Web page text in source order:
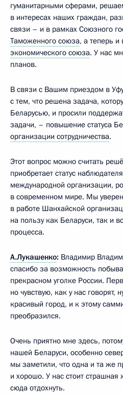
гуманитарными сферами,
в интересах наших граждан,
связи – и в рамках Союзного
Таможенного союза, а теперь и
экономического союза. У нас
планов.
В связи с Вашим приездом в
с тем, что решена задача,
Беларусью, и просили
задачи, – повышение статуса
организации сотрудничества.
Этот вопрос можно считать
приобретает статус
международной организации,
в современном мире. Мы
в работе Шанхайской
на пользу как Беларуси, так и
процесса.
А.Лукашенко: Владимир
спасибо за возможность
прекрасном уголке России.
но чувствую, как у нас говорят,
красивый город, и к этому
преобразился.
Очень приятно мне здесь,
нашей Беларуси, особенно
мы заметили, что одна и та же
и хорошо. У нас стоит
сюда отдохнуть.